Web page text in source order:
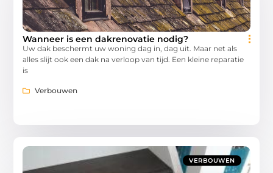
Wanneer is een dakrenovatie nodig?
Uw dak beschermt uw woning dag in, dag uit. Maar net als
alles slijt ook een dak na verloop van tijd. Een kleine reparatie
is
Verbouwen
VERBOUWEN